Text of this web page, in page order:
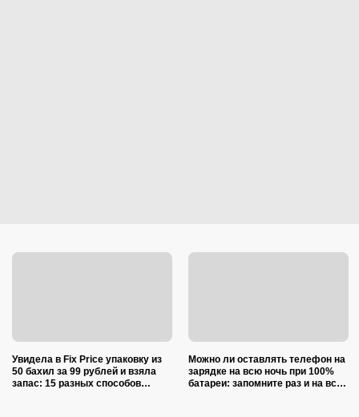
Увидела в Fix Price упаковку из
50 бахил за 99 рублей и взяла
запас: 15 разных способов
Можно ли оставлять телефон на
зарядке на всю ночь при 100%
батареи: запомните раз и на всю